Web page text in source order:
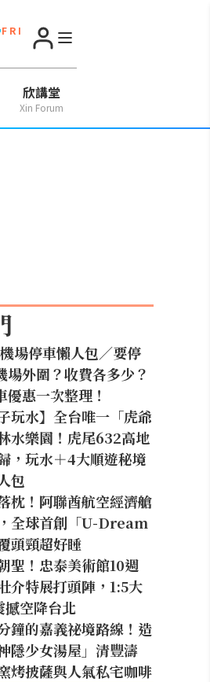
F R I
欣講堂
Xin Forum
場停車懶人包／要停
場外圍？收費各多少？
優惠一次整理！
玩水】全台唯一「虎爺
水樂園！虎尾632高地
，玩水＋4大順遊秘境
包
枕！阿聯酋航空經濟艙
全球首創「U-Dream
頭頸超好睡
聖！忠泰美術館10週
介特展打頭陣，1:5大
撼空降台北
鐘的嘉義祕境路線！造
隱少女湯屋」清豐濤
烤披薩與人氣私宅咖啡